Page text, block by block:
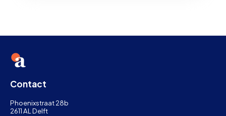
Contact
Phoenixstraat 28b
2611 AL Delft